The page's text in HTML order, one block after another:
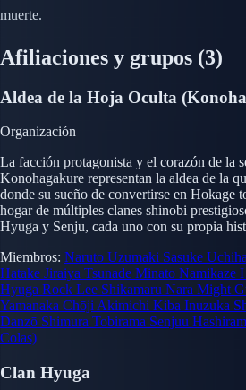
muerte.
Afiliaciones y grupos (3)
Aldea de la Hoja Oculta
Organización
La facción protagonista y el corazón de la
Konohagakure representan la aldea de la
donde su sueño de convertirse en Hokage
hogar de múltiples clanes shinobi
Hyuga y Senju, cada uno con su propia
Miembros: Naruto Uzumaki Sasuke Uchiha
Hatake Jiraiya Tsunade Minato Namikaze
Hyuga Rock Lee Shikamaru Nara Might
Yamanaka Chōji Akimichi Kiba Inuzuka
Danzō Shimura Tobirama Senjuu
Colas)
Clan Hyuga